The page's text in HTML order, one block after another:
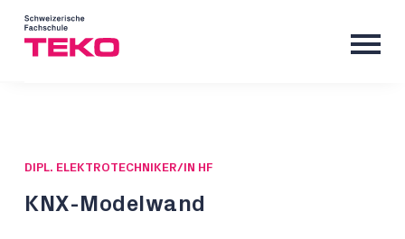
DIPL. ELEKTROTECHNIKER/IN HF
KNX-Modelwand